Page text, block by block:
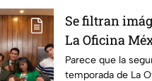
Se filtran
La Oficina
temporada 2 y
Parece que la
temporada de La